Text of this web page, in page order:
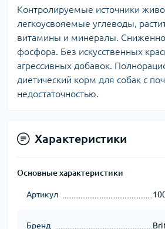
Контролируемые источники
легкоусвояемые углеводы,
витамины и минералы.
фосфора. Без искусственных
агрессивных добавок.
диетический корм для собак с
недостаточностью.
Характеристики
Основные характеристики
Артикул
Бренд